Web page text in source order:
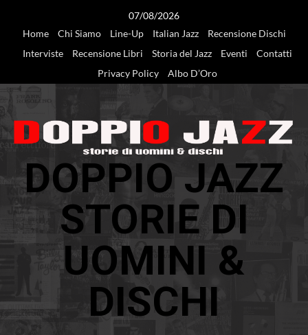
07/08/2026
Home
Chi Siamo Line-Up Italian Jazz
Recensione Dischi
Interviste
Recensione Libri Storia del Jazz Eventi
Contatti
Privacy Policy
Albo D’Oro
DOPPIO JAZZ
STORIE DI
UOMINI &
DISCHI